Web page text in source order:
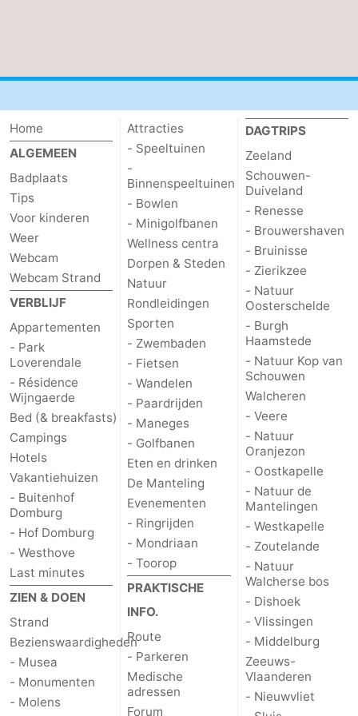
Natuur
Oosterschelde
-
Burgh
Haamstede
-
Natuur
Kop
van
Walcheren
-
Veere
-
Oranjezon
Oostkapelle
-
Natuur
de
Mantelingen
-
Westkapelle
-
Zoutelande
-
Natuur
Walcherse
bos
-
Dishoek
-
Vlissingen
-
Middelburg
Zeeuws-
Vlaanderen
-
Nieuwvliet
Sluis
Home
ALGEMEEN
Badplaats
Tips
Voor kinderen
Weer
Webcam
Webcam Strand
VERBLIJF
Appartementen
- Park
Loverendale
- Résidence
Wijngaerde
Bed (& breakfasts)
Campings
Hotels
Vakantiehuizen
- Buitenhof
Domburg
- Hof Domburg
- Westhove
Last minutes
ZIEN & DOEN
Strand
Bezienswaardigheden
- Musea
- Monumenten
- Molens
Attracties
- Speeltuinen
-
Binnenspeeltuinen
- Bowlen
- Minigolfbanen
Wellness centra
Dorpen & Steden
Natuur
Rondleidingen
Sporten
- Zwembaden
- Fietsen
- Wandelen
- Paardrijden
- Maneges
- Golfbanen
Eten en drinken
De Manteling
Evenementen
- Ringrijden
- Mondriaan
- Toorop
PRAKTISCHE
INFO.
Route
- Parkeren
Medische
adressen
Forum
DAGTRIPS
Zeeland
Schouwen-
Duiveland
- Renesse
- Brouwershaven
- Bruinisse
- Zierikzee
- Natuur
Oosterschelde
- Burgh
Haamstede
- Natuur Kop van
Schouwen
Walcheren
- Veere
- Natuur
Oranjezon
- Oostkapelle
- Natuur de
Mantelingen
- Westkapelle
- Zoutelande
- Natuur
Walcherse bos
- Dishoek
- Vlissingen
- Middelburg
Zeeuws-
Vlaanderen
- Nieuwvliet